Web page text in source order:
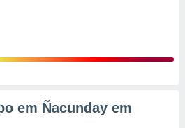
em Ñacunday em